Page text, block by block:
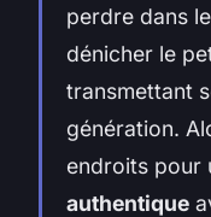
perdre dans
dénicher le
transmettant
génération.
endroits pour
authentique